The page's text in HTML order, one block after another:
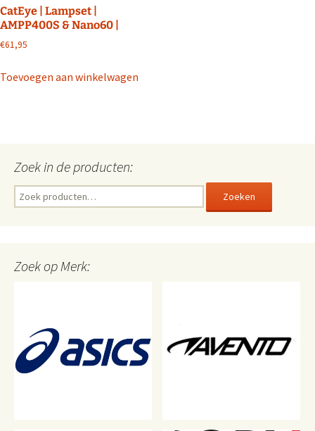
CatEye | Lampset |
AMPP400S & Nano60 |
€61,95
Toevoegen aan winkelwagen
Zoek in de producten:
Zoeken
naar:
Zoeken
Zoek op Merk: